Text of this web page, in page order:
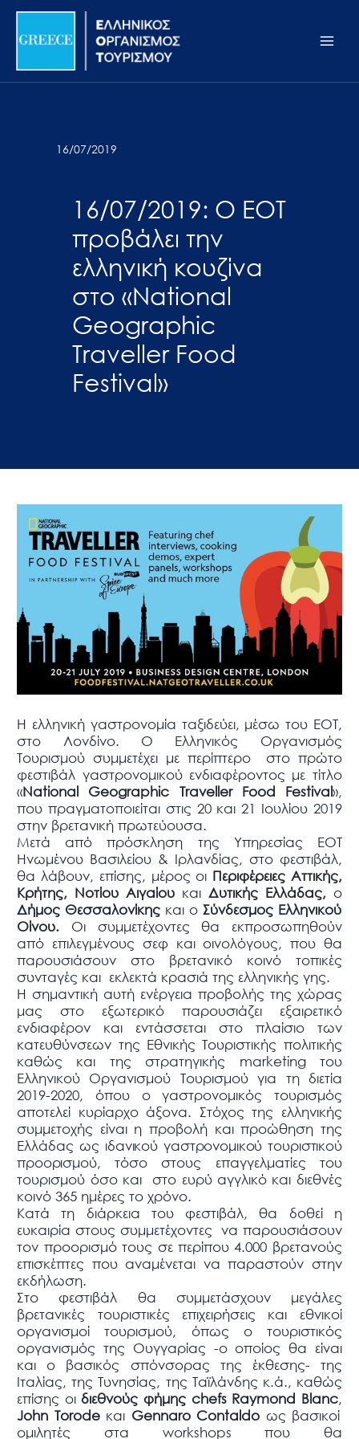
Σημείωση:
ιστότοπος
προσβασιμότητας.
Μετάβαση
περιεχόμενο
16/07/2019
16/07/2019: Ο ΕΟΤ
προβάλει την
ελληνική κουζίνα
στο «National
Geographic
Traveller Food
Festival»
Η ελληνική γαστρονομία ταξιδεύει, μέσω του ΕΟΤ,
στο Λονδίνο. Ο Ελληνικός Οργανισμός
Τουρισμού συμμετέχει με περίπτερο
στο πρώτο
φεστιβάλ γαστρονομικού ενδιαφέροντος με τίτλο
«National Geographic Traveller Food Festival»,
που πραγματοποιείται στις 20 και 21 Ιουλίου 2019
στην βρετανική πρωτεύουσα.
Μετά από πρόσκληση της Υπηρεσίας ΕΟΤ
Ηνωμένου Βασιλείου & Ιρλανδίας, στο φεστιβάλ,
θα λάβουν, επίσης, μέρος οι Περιφέρειες Αττικής,
Κρήτης, Νοτίου Αιγαίου και Δυτικής Ελλάδας, ο
Δήμος Θεσσαλονίκης και ο Σύνδεσμος Ελληνικού
Οίνου. Οι συμμετέχοντες θα εκπροσωπηθούν
από επιλεγμένους σεφ και οινολόγους, που θα
παρουσιάσουν στο βρετανικό κοινό τοπικές
συνταγές και εκλεκτά κρασιά της ελληνικής γης.
Η σημαντική αυτή ενέργεια προβολής της χώρας
μας στο εξωτερικό παρουσιάζει εξαιρετικό
ενδιαφέρον και εντάσσεται στο πλαίσιο των
κατευθύνσεων της Εθνικής Τουριστικής πολιτικής
καθώς και της στρατηγικής marketingτου
Ελληνικού Οργανισμού Τουρισμού για τη διετία
2019-2020, όπου ο γαστρονομικός τουρισμός
αποτελεί κυρίαρχο άξονα. Στόχος της ελληνικής
συμμετοχής είναι η προβολή και προώθηση της
Ελλάδαςως ιδανικού γαστρονομικού τουριστικού
προορισμού, τόσο στους επαγγελματίες του
τουρισμού όσο και
στο ευρύ αγγλικό και διεθνές
κοινό 365 ημέρες το χρόνο.
Κατά τη διάρκεια του φεστιβάλ, θα δοθεί η
ευκαιρία στους συμμετέχοντες να παρουσιάσουν
τον προορισμό τους σε περίπου 4.000 βρετανούς
επισκέπτες που αναμένεται να παραστούν στην
εκδήλωση.
Στο φεστιβάλ θα συμμετάσχουν μεγάλες
βρετανικές τουριστικές επιχειρήσεις και εθνικοί
οργανισμοί τουρισμού, όπως ο τουριστικός
οργανισμός της Ουγγαρίας -ο οποίος θα είναι
και ο βασικός σπόνσορας της έκθεσης- της
Ιταλίας, της Τυνησίας, της Ταϊλάνδης κ.ά., καθώς
επίσης οιδιεθνούς φήμης chefs Raymond Blanc,
John Torode και Gennaro Contaldo ως βασικοί
ομιλητές στα workshops που θα